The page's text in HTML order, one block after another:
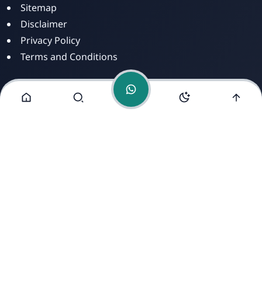
Sitemap
Disclaimer
Privacy Policy
Terms and Conditions
Alamat Kami